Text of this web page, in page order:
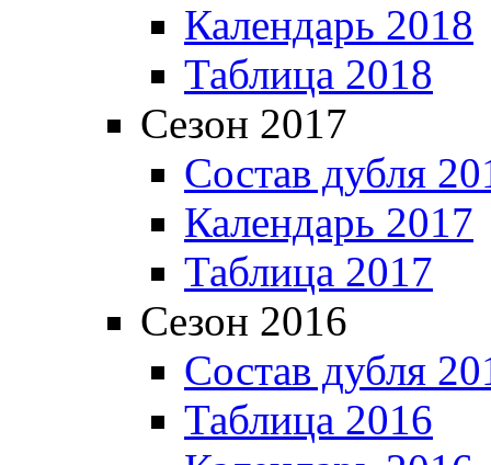
Календарь 2018
Таблица 2018
Сезон 2017
Состав дубля
Календарь 2017
Таблица 2017
Сезон 2016
Состав дубля
Таблица 2016